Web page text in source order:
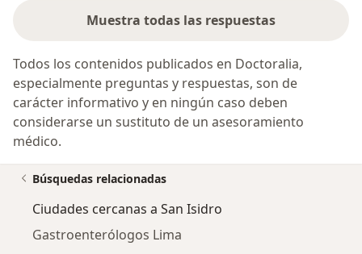
Muestra todas las respuestas
Todos los contenidos publicados en Doctoralia,
especialmente preguntas y respuestas, son de
carácter informativo y en ningún caso deben
considerarse un sustituto de un asesoramiento
médico.
Búsquedas relacionadas
Ciudades cercanas a San Isidro
Gastroenterólogos Lima